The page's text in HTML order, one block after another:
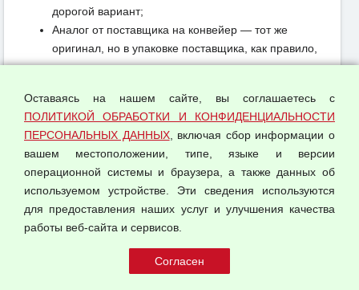
дорогой вариант;
Аналог от поставщика на конвейер — тот же
оригинал, но в упаковке поставщика, как правило,
тоже очень известного производителя, всегда
Аналоги от именитых брендов — производство
компаний с мировым именем, которые поставляют
свою продукцию на другие заводы, с высоким
уровнем качества производства;
Все остальные производители — тут стоит
отдавать предпочтения основываясь на
рекомендациях менеджеров или знакомых, и
дешево в этом случае — не всегда плохо.
Мы предлагаем запчасти всех категорий, а также
Оставаясь на нашем сайте, вы соглашаетесь с
ПОЛИТИКОЙ ОБРАБОТКИ И КОНФИДЕНЦИАЛЬНОСТИ
ПЕРСОНАЛЬНЫХ ДАННЫХ, включая сбор информации о
вашем местоположении, типе, языке и версии
операционной системы и браузера, а также данных об
используемом устройстве. Эти сведения используются
для предоставления наших услуг и улучшения качества
работы веб-сайта и сервисов.